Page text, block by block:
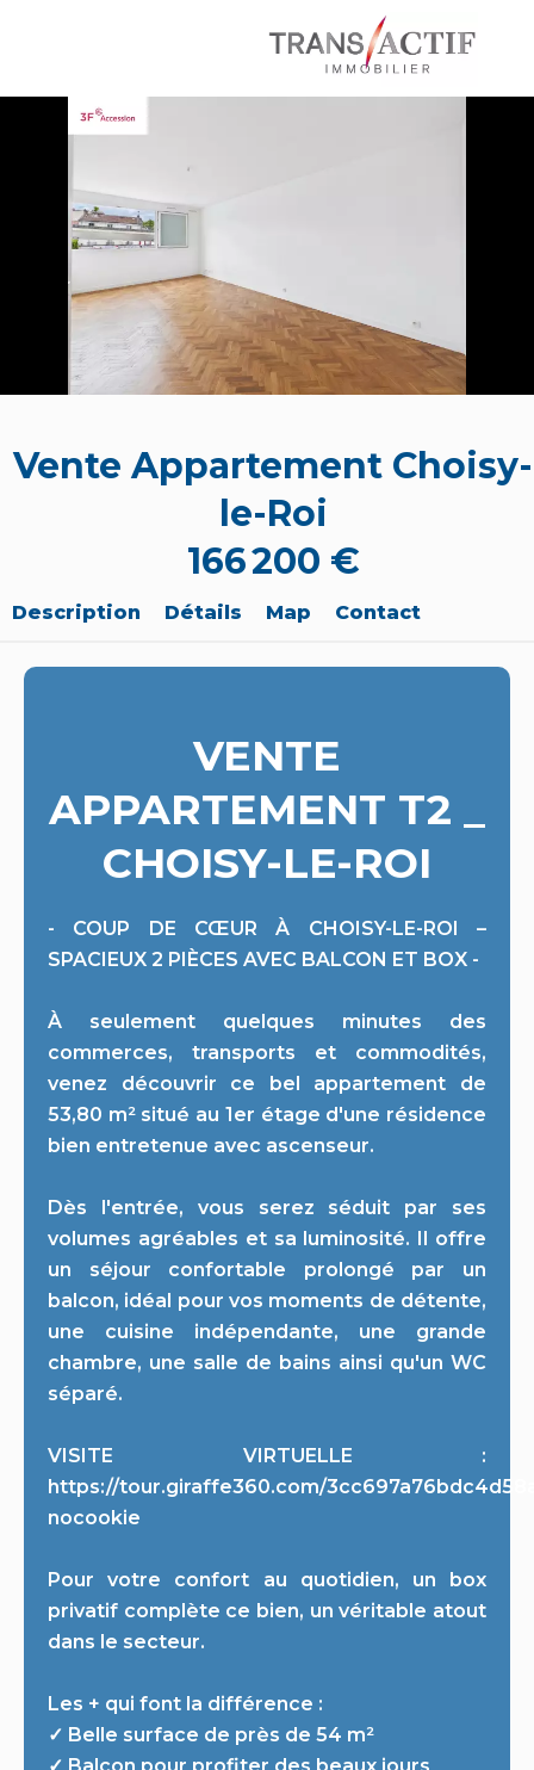
Vente Appartement Choisy-
le-Roi
166 200 €
Description Détails Map Contact
VENTE
APPARTEMENT T2 _
CHOISY-LE-ROI
- COUP DE CŒUR À CHOISY-LE-ROI –
SPACIEUX 2 PIÈCES AVEC BALCON ET BOX -
À seulement quelques minutes des
commerces, transports et commodités,
venez découvrir ce bel appartement de
53,80 m² situé au 1er étage d'une résidence
bien entretenue avec ascenseur.
Dès l'entrée, vous serez séduit par ses
volumes agréables et sa luminosité. Il offre
un séjour confortable prolongé par un
balcon, idéal pour vos moments de détente,
une cuisine indépendante, une grande
chambre, une salle de bains ainsi qu'un WC
séparé.
VISITE VIRTUELLE :
https://tour.giraffe360.com/
nocookie
Pour votre confort au quotidien, un box
privatif complète ce bien, un véritable atout
dans le secteur.
Les + qui font la différence :
✓ Belle surface de près de 54 m²